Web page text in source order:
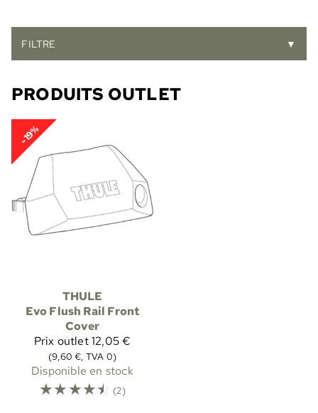
FILTRE ▼
PRODUITS OUTLET
-19%
THULE
Evo Flush Rail Front
Cover
Prix outlet12,05 €
(9,60 €, TVA 0)
Disponible en stock
☆☆☆☆☆ (2)